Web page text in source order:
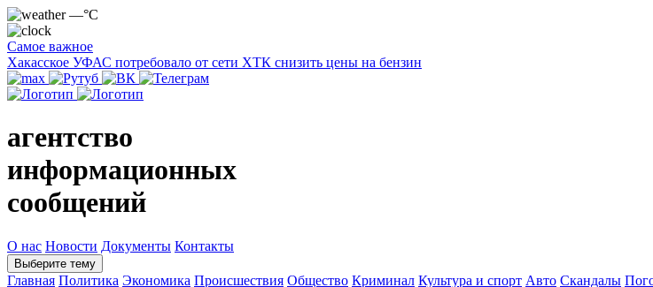
—°C
Самое важное
Хакасское УФАС потребовало от сети ХТК снизить цены на бензин
агентство
информационных
сообщений
О нас Новости Документы Контакты
Выберите тему
Главная Политика Экономика Происшествия Общество Криминал Культура и спорт Авто Скандалы